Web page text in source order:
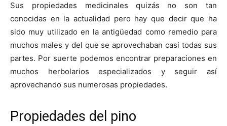
Sus propiedades medicinales quizás no son tan
conocidas en la actualidad pero hay que decir que ha
sido muy utilizado en la antigüedad como remedio para
muchos males y del que se aprovechaban casi todas sus
partes. Por suerte podemos encontrar preparaciones en
muchos herbolarios especializados y seguir así
aprovechando sus numerosas propiedades.
Propiedades del pino